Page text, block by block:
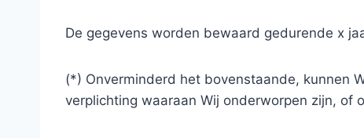
De gegevens worden bewaard gedurende x
(*) Onverminderd het bovenstaande, kunnen
verplichting waaraan Wij onderworpen zijn, of